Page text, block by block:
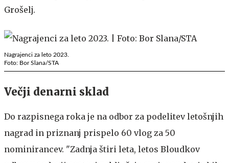
Grošelj.
Nagrajenci za leto 2023.
Foto: Bor Slana/STA
Večji denarni sklad
Do razpisnega roka je na odbor za podelitev letošnjih
nagrad in priznanj prispelo 60 vlog za 50
nominirancev. "Zadnja štiri leta, letos Bloudkov